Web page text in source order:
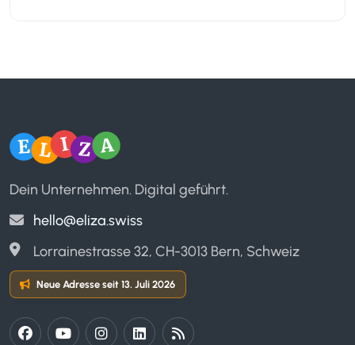
Dein Unternehmen. Digital geführt.
hello@eliza.swiss
Lorrainestrasse 32, CH-3013 Bern, Schweiz
Neue Adresse seit 13. Juli 2026